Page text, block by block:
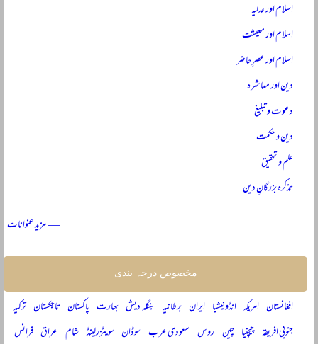
اسلام اور عدلیہ
اسلام اور معیشت
اسلام اور عصرِ حاضر
دین اور معاشرہ
دعوت و تبلیغ
دین و حکمت
علم و تحقیق
تذکرہ بزرگانِ دین
— مزید عنوانات
مخصوص درجہ بندی
افغانستان امریکہ انڈونیشیا ایران برطانیہ بنگلہ دیش بھارت پاکستان تاجکستان ترکیہ
جنوبی افریقہ چیچنیا چین روس سعودی عرب سوڈان سویٹزرلینڈ شام عراق فرانس